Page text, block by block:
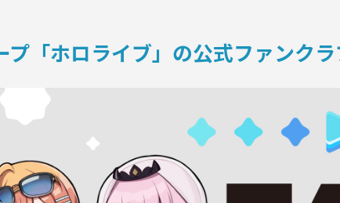
「ホロライブ」の公式ファンクラ